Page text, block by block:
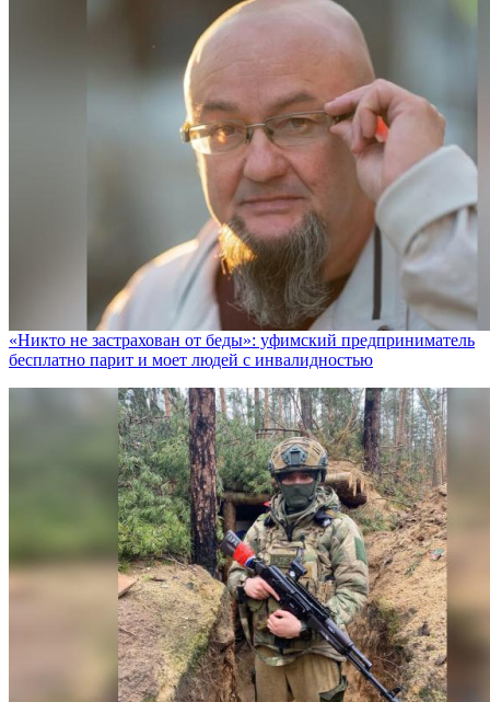
«Никто не заcтрахован от беды»: уфимский предприниматель
бесплатно парит и моет людей с инвалидностью